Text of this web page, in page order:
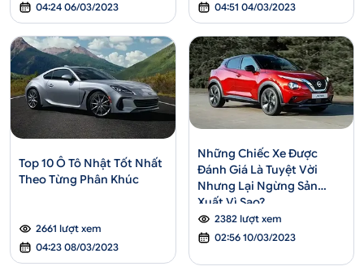
04:24 06/03/2023
04:51 04/03/2023
Top 10 Ô Tô Nhật Tốt Nhất
Theo Từng Phân Khúc
2661 lượt xem
04:23 08/03/2023
Những Chiếc Xe Được
Đánh Giá Là Tuyệt Vời
Nhưng Lại Ngừng Sản
Xuất Vì Sao?
2382 lượt xem
02:56 10/03/2023